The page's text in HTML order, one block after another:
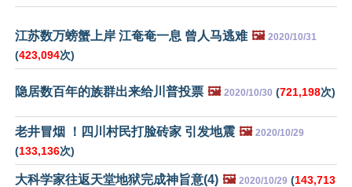
江苏数万螃蟹上岸 江奄奄一息 曾人马逃难 🖼️ 2020/10/31
(423,094次)
隐居数百年的族群出来给川普投票 🖼️ 2020/10/30 (721,198次)
老井冒烟 ！四川村民打脸砖家 引发地震 🖼️ 2020/10/29
(133,136次)
大科学家往返天堂地狱完成神旨意(4) 🖼️ 2020/10/29 (143,713